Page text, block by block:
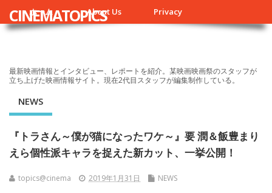
ホーム About Us Privacy
CINEMATOPICS
最新映画情報とインタビュー、レポートを紹介。某映画映画祭のスタッフが
立ち上げた映画情報サイト。現在2代目スタッフが編集制作している。
NEWS
『トラさん～僕が猫になったワケ～』要 潤＆飯豊まり
えら個性派キャラを捉えた新カット、一挙公開！
topics@cinema 2019年1月31日 NEWS